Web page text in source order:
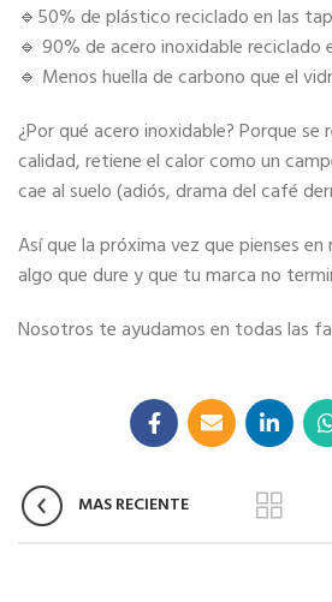
🔹50% de plástico reciclado en las
🔹 90% de acero inoxidable reciclado
🔹 Menos huella de carbono que el
¿Por qué acero inoxidable? Porque se
calidad, retiene el calor como un
cae al suelo (adiós, drama del café
Así que la próxima vez que pienses en
algo que dure y que tu marca no
Nosotros te ayudamos en todas las
MAS RECIENTE